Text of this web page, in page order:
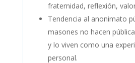
fraternidad, reflexión,
Tendencia al anonimato
masones no hacen
y lo viven como una
personal.